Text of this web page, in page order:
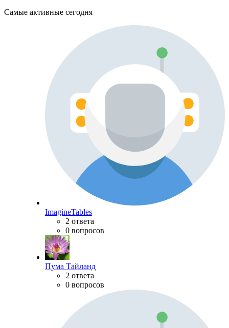
Самые активные сегодня
ImagineTables
2 ответа
0 вопросов
Пума Тайланд
2 ответа
0 вопросов